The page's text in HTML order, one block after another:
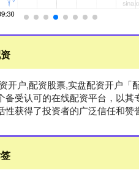
开户,配资股票,实盘配资开户「
备受认可的在线配资平台，以其
性获得了投资者的广泛信任和赞